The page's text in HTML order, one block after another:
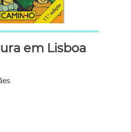
em Lisboa